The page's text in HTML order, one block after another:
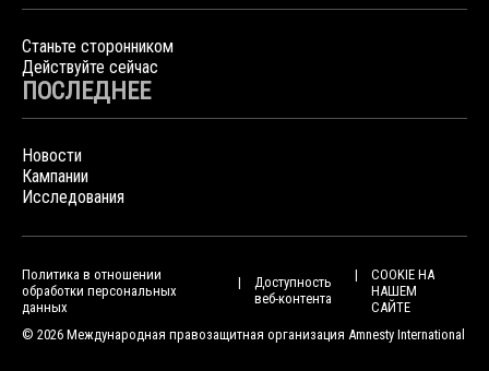
Станьте сторонником
Действуйте сейчас
ПОСЛЕДНЕЕ
Новости
Кампании
Исследования
Политика в отношении
обработки персональных
данных
Доступность
веб-контента
COOKIE НА
НАШЕМ
САЙТЕ
© 2026 Международная правозащитная организация Amnesty International